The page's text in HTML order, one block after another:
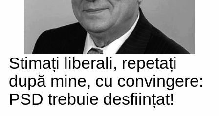
Stimați liberali, repetați
după mine, cu convingere:
PSD trebuie desființat!